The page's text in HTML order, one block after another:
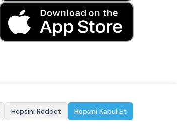
Hepsini Reddet Hepsini Kabul Et